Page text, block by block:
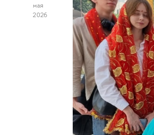
мая
2026